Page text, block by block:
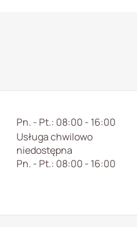
Pn. - Pt.: 08:00 - 16:00
Usługa chwilowo
niedostępna
Pn. - Pt.: 08:00 - 16:00